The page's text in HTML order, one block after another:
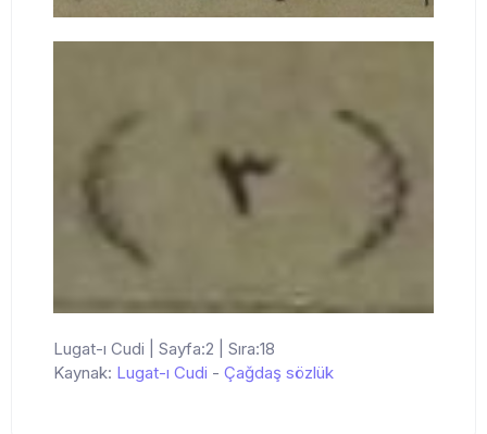
Lugat-ı Cudi | Sayfa:2 | Sıra:18
Kaynak: Lugat-ı Cudi - Çağdaş sözlük